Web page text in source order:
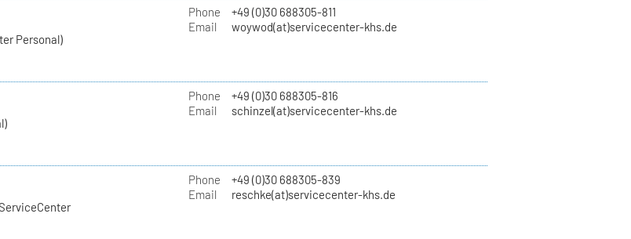
Personal)
Phone
+49 (0)30 688305-811
Email
woywod(at)servicecenter-khs.de
Phone
+49 (0)30 688305-816
Email
schinzel(at)servicecenter-khs.de
Phone
+49 (0)30 688305-839
Email
reschke(at)servicecenter-khs.de